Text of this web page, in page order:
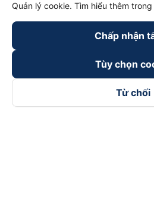
Quản lý cookie. Tìm hiểu thêm trong
Chấp nhận
Tùy chọn
Từ chối